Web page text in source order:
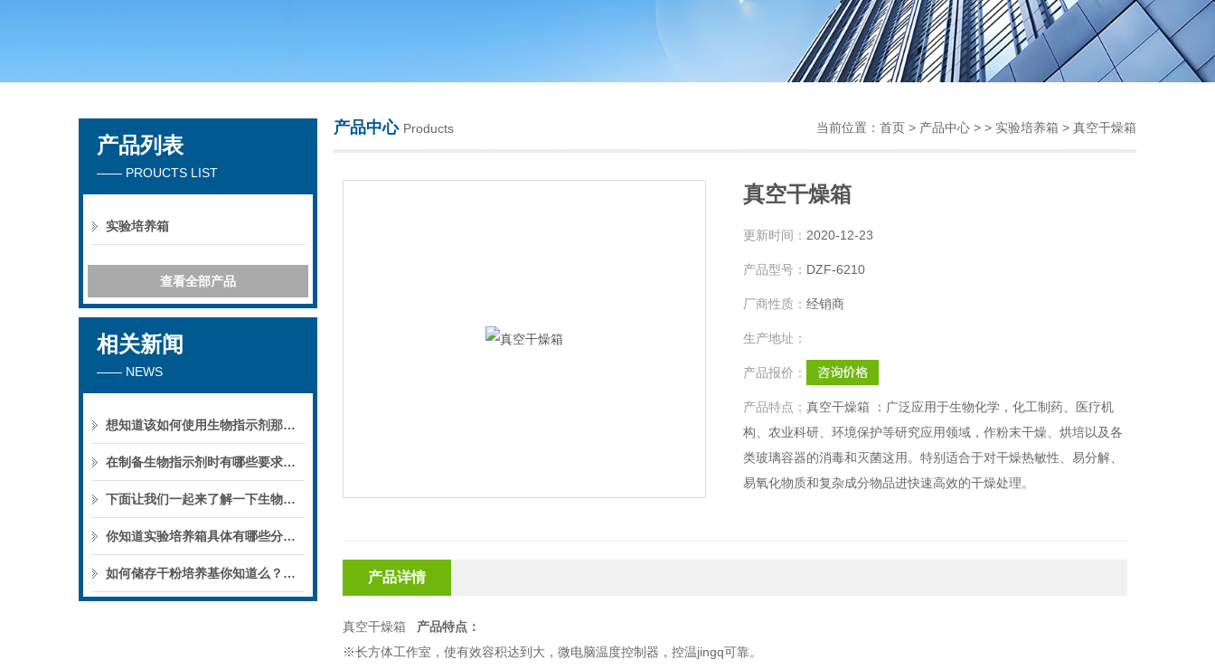
苏州春曼医药科技有限公司
产品列表
—— PROUCTS LIST
实验培养箱
查看全部产品
相关新闻
—— NEWS
想知道该如何使用生物指示剂那就看看本篇吧
在制备生物指示剂时有哪些要求你知道么
下面让我们一起来了解一下生物指示剂的分类及应用吧
你知道实验培养箱具体有哪些分类么?
如何储存干粉培养基你知道么？一起来了解一下吧
产品中心 Products 当前位置： 首页 > 产品中心 > > 实验培养箱 > 真空干燥箱
真空干燥箱
更新时间： 2020-12-23
产品型号： DZF-6210
厂商性质： 经销商
生产地址：
产品报价：
产品特点： 真空干燥箱 ：广泛应用于生物化学，化工制药、医疗机
构、农业科研、环境保护等研究应用领域，作粉末干燥、烘培以及各
类玻璃容器的消毒和灭菌这用。特别适合于对干燥热敏性、易分解、
易氧化物质和复杂成分物品进快速高效的干燥处理。
产品详情
真空干燥箱 产品特点：
※长方体工作室，使有效容积达到大，微电脑温度控制器，控温jingq可靠。